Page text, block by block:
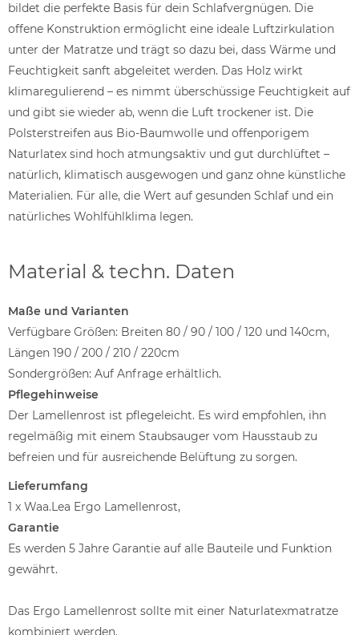
bildet die perfekte Basis für dein Schlafvergnügen. Die
offene Konstruktion ermöglicht eine ideale Luftzirkulation
unter der Matratze und trägt so dazu bei, dass Wärme und
Feuchtigkeit sanft abgeleitet werden. Das Holz wirkt
klimaregulierend – es nimmt überschüssige Feuchtigkeit auf
und gibt sie wieder ab, wenn die Luft trockener ist. Die
Polsterstreifen aus Bio-Baumwolle und offenporigem
Naturlatex sind hoch atmungsaktiv und gut durchlüftet –
natürlich, klimatisch ausgewogen und ganz ohne künstliche
Materialien. Für alle, die Wert auf gesunden Schlaf und ein
natürliches Wohlfühlklima legen.
Material & techn. Daten
Maße und Varianten
Verfügbare Größen: Breiten 80 / 90 / 100 / 120 und 140cm,
Längen 190 / 200 / 210 / 220cm
Sondergrößen: Auf Anfrage erhältlich.
Pflegehinweise
Der Lamellenrost ist pflegeleicht. Es wird empfohlen, ihn
regelmäßig mit einem Staubsauger vom Hausstaub zu
befreien und für ausreichende Belüftung zu sorgen.
Lieferumfang
1 x Waa.Lea Ergo Lamellenrost,
Garantie
Es werden 5 Jahre Garantie auf alle Bauteile und Funktion
gewährt.
Das Ergo Lamellenrost sollte mit einer Naturlatexmatratze
kombiniert werden.